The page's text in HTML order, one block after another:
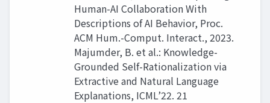
Human-AI Collaboration With
Descriptions of AI Behavior, Proc.
ACM Hum.-Comput. Interact., 2023.
Majumder, B. et al.: Knowledge-
Grounded Self-Rationalization via
Extractive and Natural Language
Explanations, ICML’22. 21